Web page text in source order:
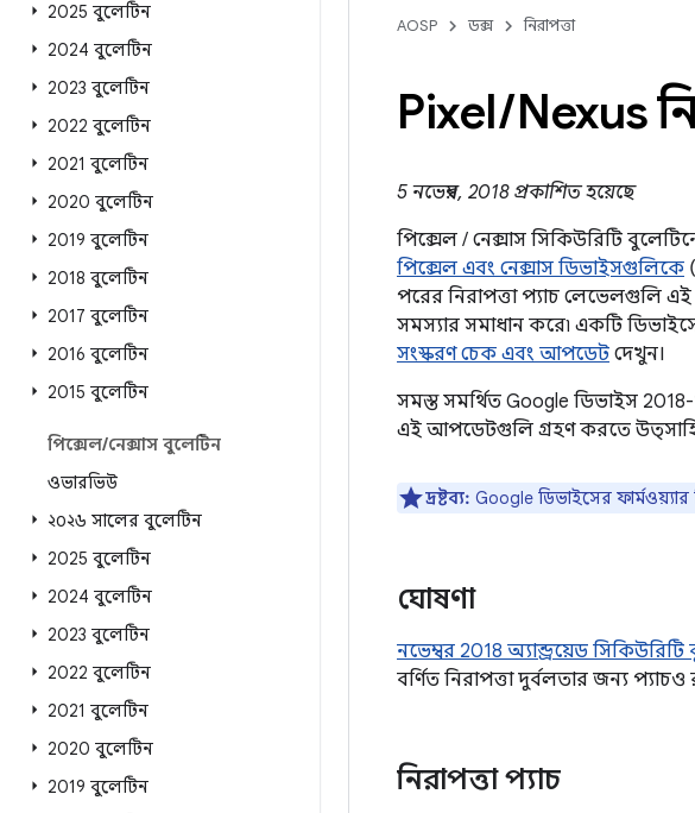
2025 বুলেটিন
2024 বুলেটিন
2023 বুলেটিন
2022 বুলেটিন
2021 বুলেটিন
2020 বুলেটিন
2019 বুলেটিন
2018 বুলেটিন
2017 বুলেটিন
2016 বুলেটিন
2015 বুলেটিন
পিক্সেল/নেক্সাস বুলেটিন
ওভারভিউ
২০২৬ সালের বুলেটিন
2025 বুলেটিন
2024 বুলেটিন
2023 বুলেটিন
2022 বুলেটিন
2021 বুলেটিন
2020 বুলেটিন
2019 বুলেটিন
AOSP ডক্স নিরাপত্তা
Pixel/Nexus
5 নভেম্বর, 2018 প্রকাশিত হয়েছে
পিক্সেল / নেক্সাস সিকিউরিটি
পিক্সেল এবং নেক্সাস ডিভাইসগুলিকে
পরের নিরাপত্তা প্যাচ লেভেলগুলি
সমস্যার সমাধান করে৷ একটি
সংস্করণ চেক এবং আপডেট দেখুন।
সমস্ত সমর্থিত Google ডিভাইস
এই আপডেটগুলি গ্রহণ করতে
দ্রষ্টব্য: Google ডিভাইসের ফার্মওয়্যার
ঘোষণা
নভেম্বর 2018 অ্যান্ড্রয়েড সিকিউরিটি
বর্ণিত নিরাপত্তা দুর্বলতার জন্য প্যাচও
নিরাপত্তা প্যাচ